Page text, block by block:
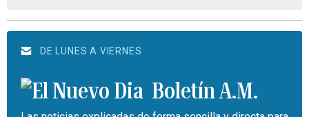
DE LUNES A VIERNES
Boletín A.M.